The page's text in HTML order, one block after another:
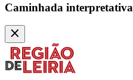
Caminhada interpretativa